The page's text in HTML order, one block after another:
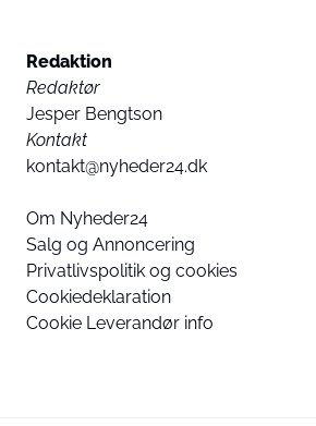
Redaktion
Redaktør
Jesper Bengtson
Kontakt
kontakt@nyheder24.dk
Om Nyheder24
Salg og Annoncering
Privatlivspolitik og cookies
Cookiedeklaration
Cookie Leverandør info